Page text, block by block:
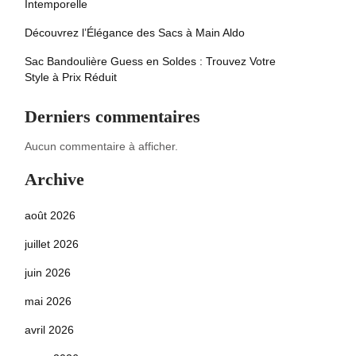
Intemporelle
Découvrez l’Élégance des Sacs à Main Aldo
Sac Bandoulière Guess en Soldes : Trouvez Votre
Style à Prix Réduit
Derniers commentaires
Aucun commentaire à afficher.
Archive
août 2026
juillet 2026
juin 2026
mai 2026
avril 2026